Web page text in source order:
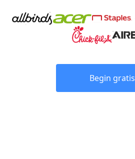
Begin gratis